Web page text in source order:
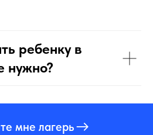
ребенку в
нужно?
мне лагерь